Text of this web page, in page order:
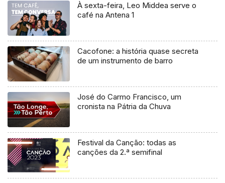
À sexta-feira, Leo Middea serve o
café na Antena 1
Cacofone: a história quase secreta
de um instrumento de barro
José do Carmo Francisco, um
cronista na Pátria da Chuva
Festival da Canção: todas as
canções da 2.ª semifinal